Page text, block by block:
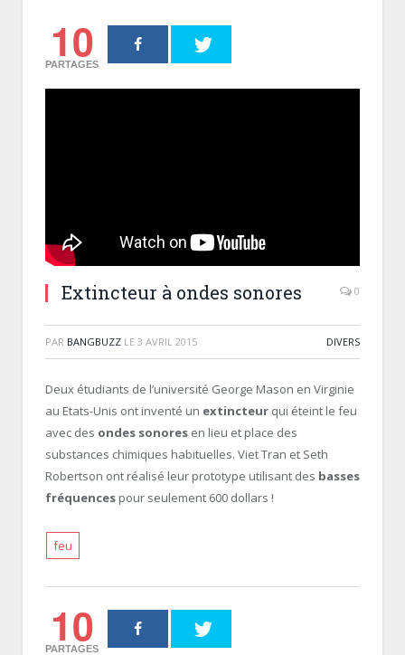
10
PARTAGES
Extincteur à ondes sonores 0
PAR BANGBUZZ LE 3 AVRIL 2015 DIVERS
Deux étudiants de l’université George Mason en Virginie
au Etats-Unis ont inventé un extincteur qui éteint le feu
avec des ondes sonores en lieu et place des
substances chimiques habituelles. Viet Tran et Seth
Robertson ont réalisé leur prototype utilisant des basses
fréquences pour seulement 600 dollars !
feu
10
PARTAGES